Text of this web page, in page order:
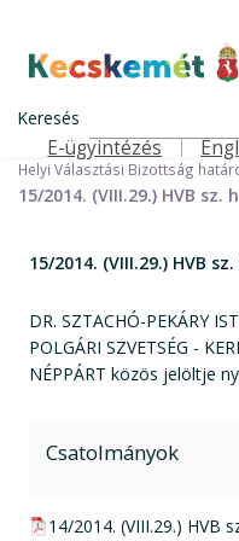
tartalomra
Kecskemét
Keresés
Felső navigáció
E-ügyintézés
Helyi önkormányzati képviselők
Helyi Választási Bizottság
Helyi Választási Bizottság
15/2014. (VIII.29.) HVB
15/2014. (VIII.29.) HVB
DR. SZTACHÓ-PEKÁRY
POLGÁRI SZVETSÉG -
NÉPPÁRT közös jelöltje
Csatolmányok
pdf csatolmány:
14/2014. (VIII.29.) HVB